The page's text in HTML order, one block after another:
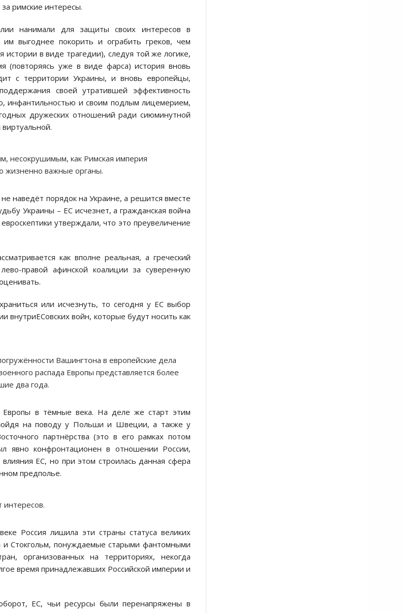
римские интересы.
нанимали для защиты своих интересов в
выгоднее покорить и ограбить греков, чем
в виде трагедии), следуя той же логике,
(повторяясь уже в виде фарса) история вновь
с территории Украины, и вновь европейцы,
своей утратившей эффективность
инфантильностью и своим подлым лицемерием,
дружеских отношений ради сиюминутной
несокрушимым, как Римская империя
жизненно важные органы.
наведёт порядок на Украине, а решится вместе
Украины – ЕС исчезнет, а гражданская война
утверждали, что это преувеличение
как вполне реальная, а греческий
правой афинской коалиции за суверенную
или исчезнуть, то сегодня у ЕС выбор
внутриЕСовских войн, которые будут носить как
Вашингтона в европейские дела
распада Европы представляется более
два года.
в тёмные века. На деле же старт этим
на поводу у Польши и Швеции, а также у
партнёрства (это в его рамках потом
явно конфронтационен в отношении России,
ЕС, но при этом строилась данная сфера
предполье.
интересов.
Россия лишила эти страны статуса великих
и Стокгольм, понуждаемые старыми фантомными
организованных на территориях, некогда
время принадлежавших Российской империи и
ЕС, чьи ресурсы были перенапряжены в